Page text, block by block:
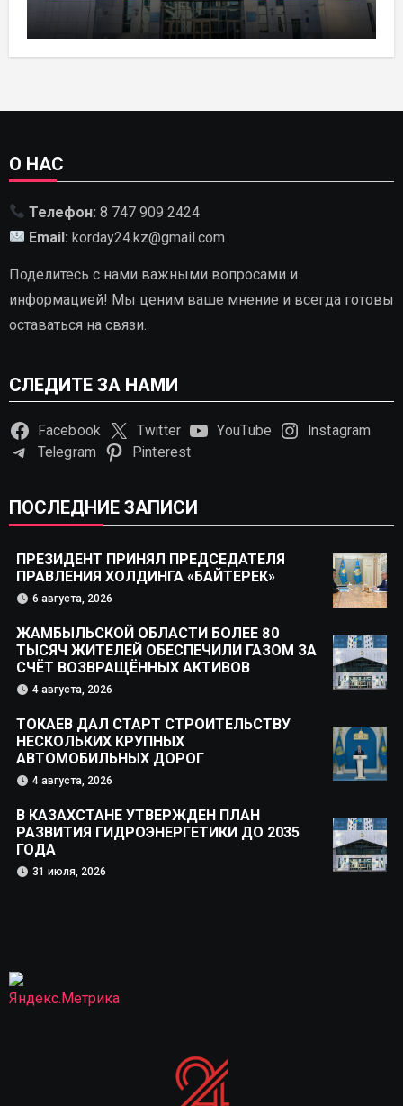
В КАЗАХСТАНЕ УТВЕРЖДЕН ПЛАН
РАЗВИТИЯ ГИДРОЭНЕРГЕТИКИ ДО
2035 ГОДА
О НАС
Телефон: 8 747 909 2424
Email: korday24.kz@gmail.com
Поделитесь с нами важными вопросами и
информацией! Мы ценим ваше мнение и всегда готовы
оставаться на связи.
СЛЕДИТЕ ЗА НАМИ
Facebook Twitter YouTube
Instagram
Telegram
Pinterest
ПОСЛЕДНИЕ ЗАПИСИ
ПРЕЗИДЕНТ ПРИНЯЛ ПРЕДСЕДАТЕЛЯ
ПРАВЛЕНИЯ ХОЛДИНГА «БАЙТЕРЕК»
6 августа, 2026
ЖАМБЫЛЬСКОЙ ОБЛАСТИ БОЛЕЕ 80
ТЫСЯЧ ЖИТЕЛЕЙ ОБЕСПЕЧИЛИ ГАЗОМ ЗА
СЧЁТ ВОЗВРАЩЁННЫХ АКТИВОВ
4 августа, 2026
ТОКАЕВ ДАЛ СТАРТ СТРОИТЕЛЬСТВУ
НЕСКОЛЬКИХ КРУПНЫХ
АВТОМОБИЛЬНЫХ ДОРОГ
4 августа, 2026
В КАЗАХСТАНЕ УТВЕРЖДЕН ПЛАН
РАЗВИТИЯ ГИДРОЭНЕРГЕТИКИ ДО 2035
ГОДА
31 июля, 2026